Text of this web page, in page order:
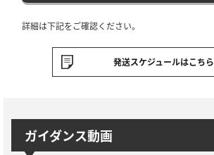
詳細は下記をご確認ください。
発送スケジュールはこちら
ガイダンス動画